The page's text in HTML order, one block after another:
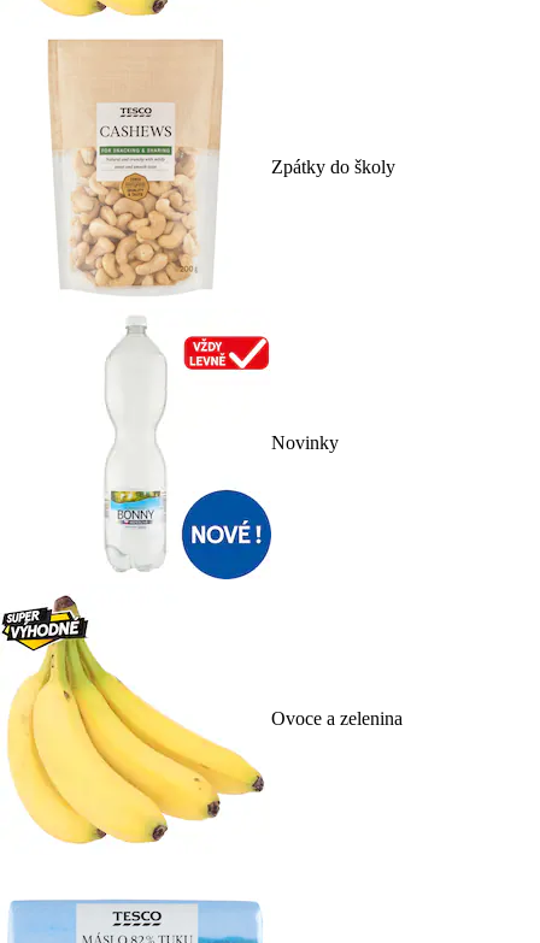
Zpátky do školy
Novinky
Ovoce a zelenina